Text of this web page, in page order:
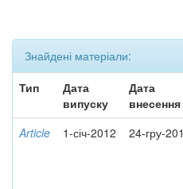
Знайдені матеріали:
Тип
Дата
випуску
Дата
внесення
Article 1-січ-2012 24-гру-